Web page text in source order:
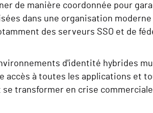
de manière coordonnée pour
dans une organisation
des serveurs SSO et de
d'identité hybrides
accès à toutes les applications et
transformer en crise